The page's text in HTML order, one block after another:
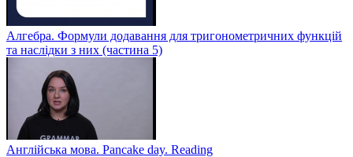
Алгебра. Формули додавання для тригонометричних функцій
та наслідки з них (частина 5)
Англійська мова. Pancake day. Reading